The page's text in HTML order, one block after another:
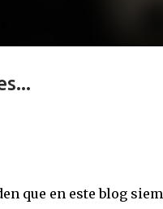
que en este blog